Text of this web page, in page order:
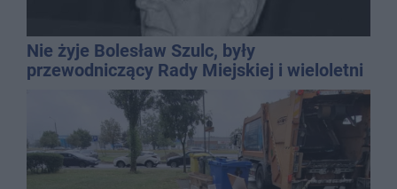
Nie żyje Bolesław Szulc, były
przewodniczący Rady Miejskiej i wieloletni
dyrektor SP 14